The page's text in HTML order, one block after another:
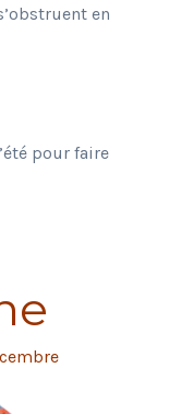
en
pour faire